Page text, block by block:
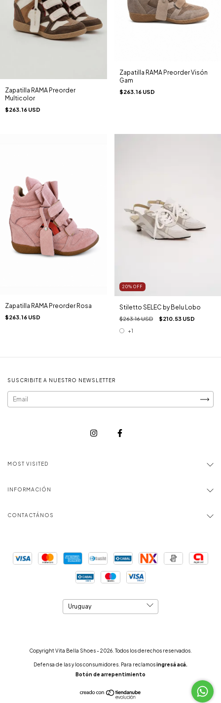
Zapatilla RAMA Preorder
Multicolor
$263.16 USD
Zapatilla RAMA Preorder Visón
Gam
$263.16 USD
Zapatilla RAMA Preorder Rosa
$263.16 USD
20% OFF
Stiletto SELEC by Belu Lobo
$263.16 USD $210.53 USD
+1
SUSCRIBITE A NUESTRO NEWSLETTER
MOST VISITED
INFORMACIÓN
CONTACTÁNOS
Copyright Vita Bella Shoes - 2026. Todos los derechos reservados.
Defensa de las y los consumidores. Para reclamosingresá acá.
Botón de arrepentimiento